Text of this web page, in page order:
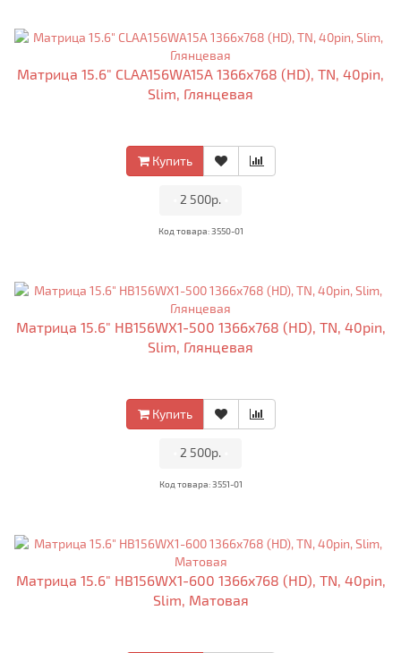
Матрица 15.6" CLAA156WA15A 1366x768 (HD), TN, 40pin,
Slim, Глянцевая
Купить
2 500р.
Код товара: 3550-01
Матрица 15.6" HB156WX1-500 1366x768 (HD), TN, 40pin,
Slim, Глянцевая
Купить
2 500р.
Код товара: 3551-01
Матрица 15.6" HB156WX1-600 1366x768 (HD), TN, 40pin,
Slim, Матовая